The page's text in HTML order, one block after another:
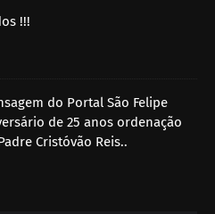
!!!
do Portal São Felipe
de 25 anos ordenação
Cristóvão Reis..